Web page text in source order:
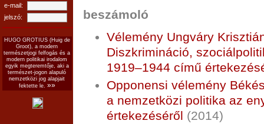
e-mail:
jelszó:
HUGO GROTIUS (Huig de
Groot), a modern
természetjogi felfogás és a
modern politikai irodalom
egyik megteremtője, aki a
természet-jogon alapuló
nemzetközi jog alapjait
fektette le. »»
beszámoló
Vélemény Ungváry
Diszkrimináció,
1919–1944 című
Opponensi vélemény
a nemzetközi politika az
értekezéséről (2014)